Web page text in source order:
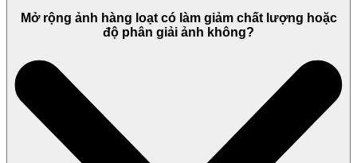
Mở rộng ảnh hàng loạt có làm giảm chất lượng hoặc
độ phân giải ảnh không?